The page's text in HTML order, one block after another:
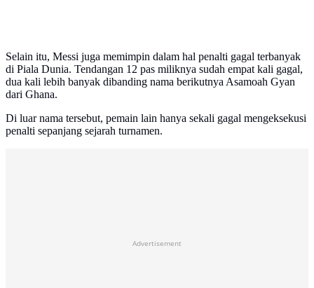
Selain itu, Messi juga memimpin dalam hal penalti gagal terbanyak
di Piala Dunia. Tendangan 12 pas miliknya sudah empat kali gagal,
dua kali lebih banyak dibanding nama berikutnya Asamoah Gyan
dari Ghana.
Di luar nama tersebut, pemain lain hanya sekali gagal mengeksekusi
penalti sepanjang sejarah turnamen.
Advertisement